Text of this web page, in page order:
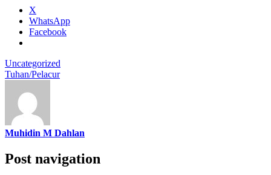
X
WhatsApp
Facebook
Uncategorized
Tuhan/Pelacur
Muhidin M Dahlan
Post navigation